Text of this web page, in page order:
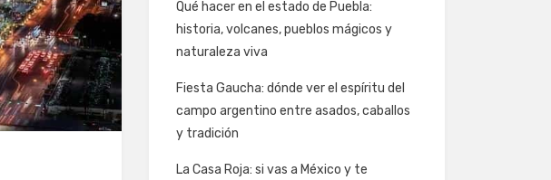
Qué hacer en el estado de Puebla:
historia, volcanes, pueblos mágicos y
naturaleza viva
Fiesta Gaucha: dónde ver el espíritu del
campo argentino entre asados, caballos
y tradición
La Casa Roja: si vas a México y te